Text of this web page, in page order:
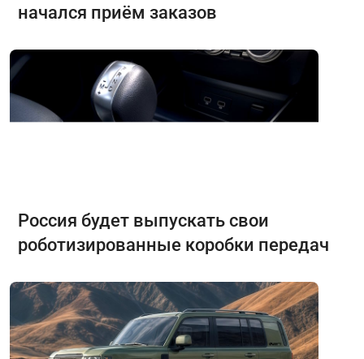
начался приём заказов
Россия будет выпускать свои
роботизированные коробки передач